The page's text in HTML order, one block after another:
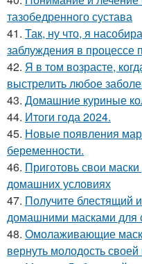
тазобедренного сустава
41. Так, ну что, я
заблуждения в процессе
42. Я в том возрасте,
выстрелить любое
43. Домашние куриные
44. Итоги года 2024.
45. Новые появления
беременности.
46. Приготовь свои
домашних условиях
47. Получите блестящий
домашними масками для
48. Омолаживающие
вернуть молодость